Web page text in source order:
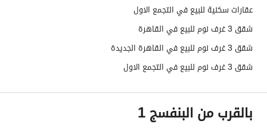
عقارات سكنية للبيع في التجمع الاول
شقق 3 غرف نوم للبيع في القاهرة
شقق 3 غرف نوم للبيع في القاهرة الجديدة
شقق 3 غرف نوم للبيع في التجمع الاول
بالقرب من البنفسج 1